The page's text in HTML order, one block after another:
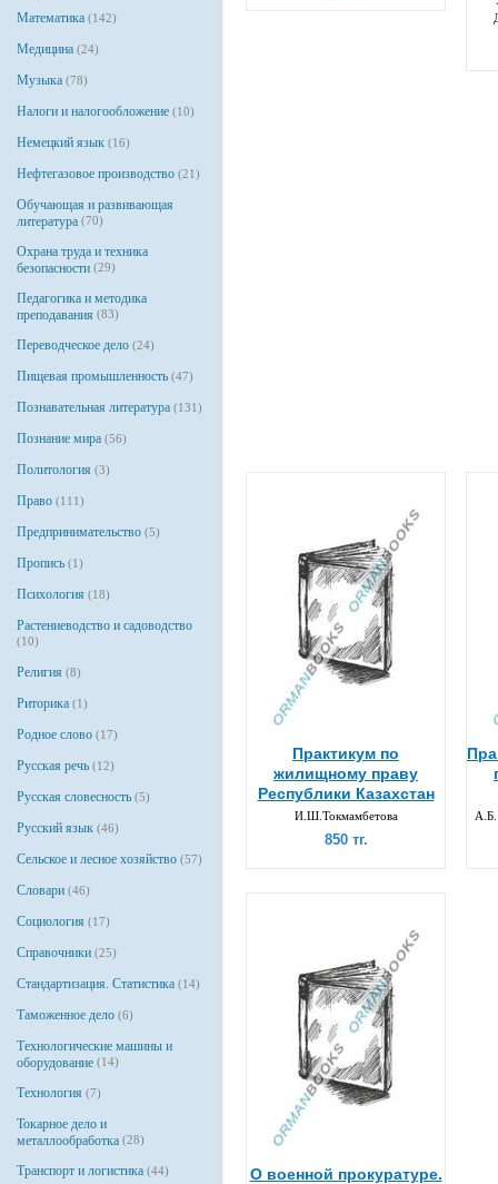
Математика (142)
Медицина (24)
Музыка (78)
Налоги и налогообложение (10)
Немецкий язык (16)
Нефтегазовое производство (21)
Обучающая и развивающая
литература (70)
Охрана труда и техника
безопасности (29)
Педагогика и методика
преподавания (83)
Переводческое дело (24)
Пищевая промышленность (47)
Познавательная литература (131)
Познание мира (56)
Политология (3)
Право (111)
Предпринимательство (5)
Пропись (1)
Психология (18)
Растениеводство и садоводство
(10)
Религия (8)
Риторика (1)
Родное слово (17)
Русская речь (12)
Русская словесность (5)
Русский язык (46)
Сельское и лесное хозяйство (57)
Словари (46)
Социология (17)
Справочники (25)
Стандартизация. Статистика (14)
Таможенное дело (6)
Технологические машины и
оборудование (14)
Технология (7)
Токарное дело и
металлообработка (28)
Транспорт и логистика (44)
Практикум по
жилищному праву
Республики Казахстан
И.Ш.Токмамбетова
850 тг.
О военной прокуратуре.